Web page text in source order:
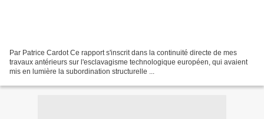
Par Patrice Cardot Ce rapport s'inscrit dans la continuité directe de mes
travaux antérieurs sur l'esclavagisme technologique européen, qui avaient
mis en lumière la subordination structurelle ...